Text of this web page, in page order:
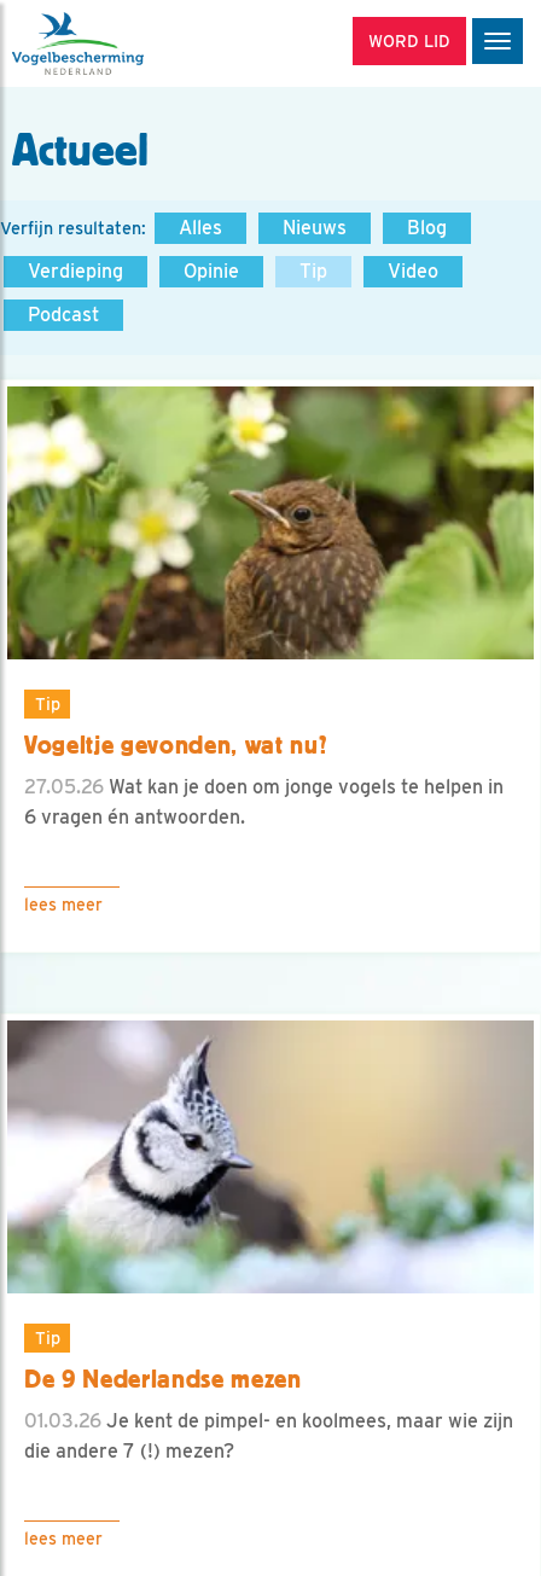
WORD LID
Actueel
Verfijn resultaten: Alles Nieuws
Blog
Verdieping
Opinie Tip
Video
Podcast
Tip
Vogeltje gevonden, wat nu?
27.05.26 Wat kan je doen om jonge vogels te helpen in
6 vragen én antwoorden.
lees meer
Tip
De 9 Nederlandse mezen
01.03.26 Je kent de pimpel- en koolmees, maar wie zijn
die andere 7 (!) mezen?
lees meer